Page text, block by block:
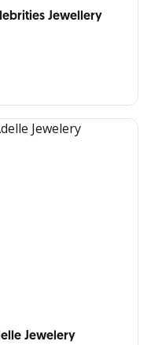
Jewellery
Jewelery